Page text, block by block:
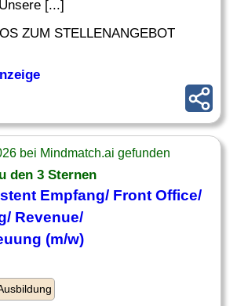
[...]
ZUM STELLENANGEBOT
bei Mindmatch.ai gefunden
den 3 Sternen
Empfang/ Front Office/
/ Revenue/
(m/w)